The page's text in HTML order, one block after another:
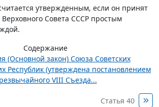
утвержденным, если он принят
Совета СССР простым
Содержание
(Основной закон) Союза Советских
Республик (утверждена постановлением
VIII Съезда...
Статья 40